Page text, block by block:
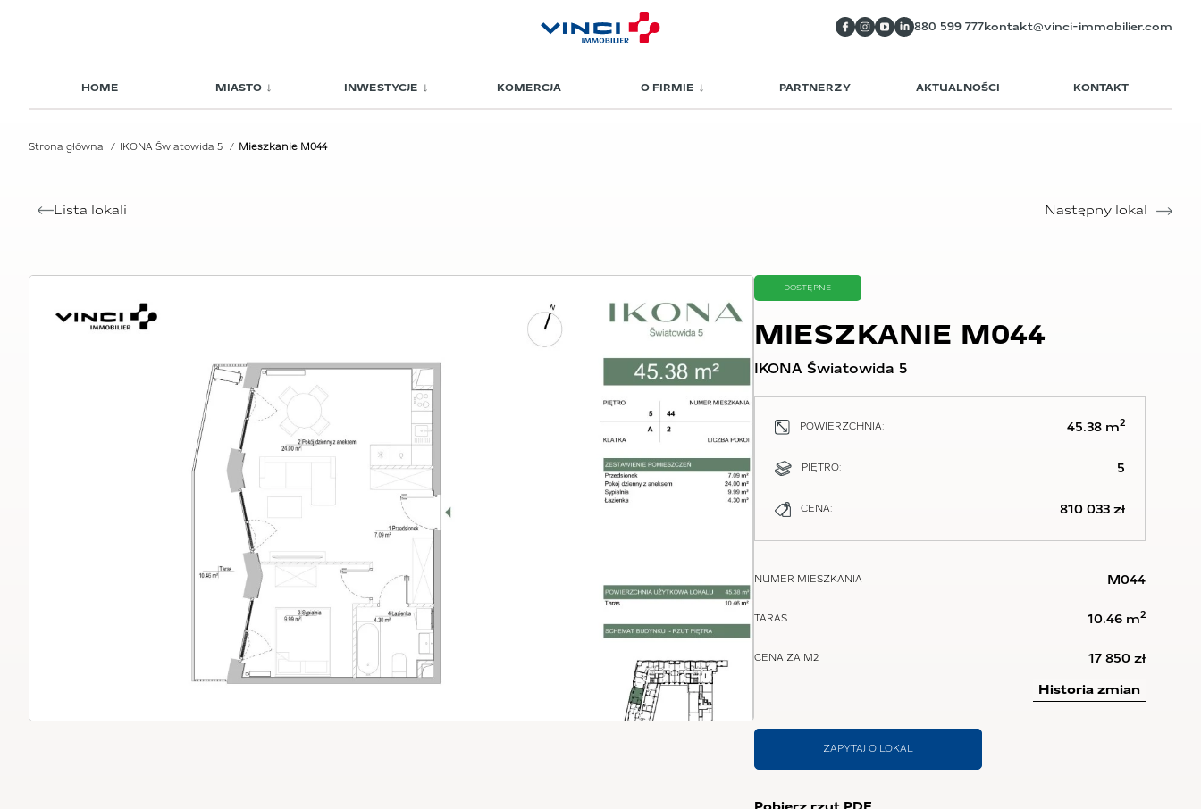
880 599 777kontakt@vinci-immobilier.com
HOME MIASTO INWESTYCJE KOMERCJA O FIRMIE PARTNERZY AKTUALNOŚCI KONTAKT
Strona główna IKONA Światowida 5 Mieszkanie M044
Lista lokali Następny lokal
DOSTĘPNE
MIESZKANIE M044
IKONA Światowida 5
POWIERZCHNIA: 45.38 m2
PIĘTRO: 5
CENA: 810 033 zł
NUMER MIESZKANIA M044
TARAS 10.46 m2
CENA ZA M2 17 850 zł
Historia zmian
ZAPYTAJ O LOKAL